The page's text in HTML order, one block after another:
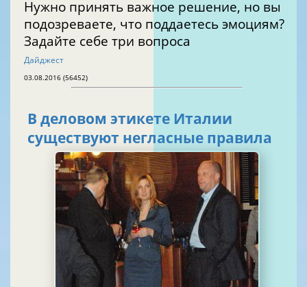
Нужно принять важное решение, но вы
подозреваете, что поддаетесь эмоциям?
Задайте себе три вопроса
Дайджест
03.08.2016 (56452)
В деловом этикете Италии
существуют негласные правила